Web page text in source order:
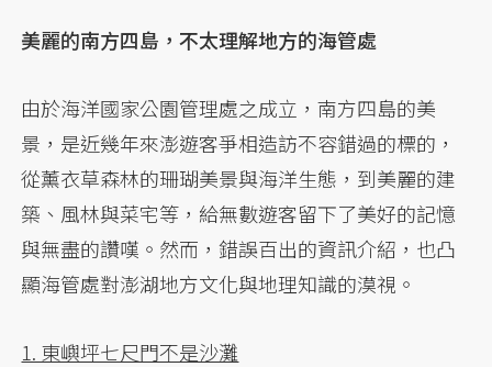
美麗的南方四島，不太理解地方的海管處
由於海洋國家公園管理處之成立，南方四島的美
景，是近幾年來澎遊客爭相造訪不容錯過的標的，
從薰衣草森林的珊瑚美景與海洋生態，到美麗的建
築、風林與菜宅等，給無數遊客留下了美好的記憶
與無盡的讚嘆。然而，錯誤百出的資訊介紹，也凸
顯海管處對澎湖地方文化與地理知識的漠視。
1. 東嶼坪七尺門不是沙灘